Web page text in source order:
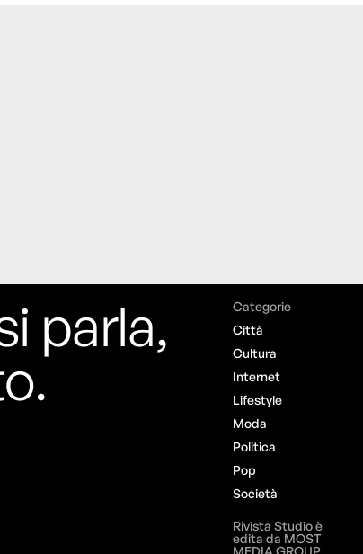
parla,
Categorie
Città
Cultura
Internet
Lifestyle
Moda
Politica
Pop
Società
Rivista Studio è
edita da MOST